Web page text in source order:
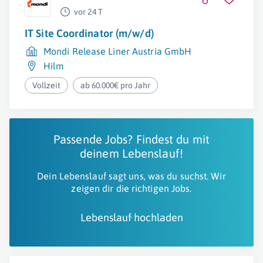
vor 24 T
IT Site Coordinator (m/w/d)
Mondi Release Liner Austria GmbH
Hilm
Vollzeit ab 60.000€ pro Jahr
Passende Jobs? Findest du mit
deinem Lebenslauf!
Dein Lebenslauf sagt uns, was du suchst. Wir
zeigen dir die richtigen Jobs.
Lebenslauf hochladen